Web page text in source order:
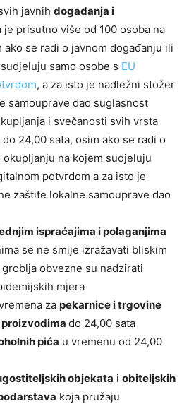
javnih događanja i
je prisutno više od 100 osoba na
se radi o javnom događanju ili
samo osobe s EU
, a za isto je nadležni stožer
samouprave dao suglasnost
i svečanosti svih vrsta
24,00 sata, osim ako se radi o
na kojem sudjeluju
potvrdom a za isto je
zaštite lokalne samouprave dao
ispraćajima i polaganjima
se ne smije izražavati bliskim
obvezne su nadzirati
mjera
za pekarnice i trgovine
do 24,00 sata
pića u vremenu od 24,00
objekata i obiteljskih
koja pružaju